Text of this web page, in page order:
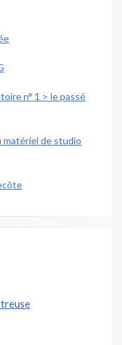
n° 1 > le passé
de studio